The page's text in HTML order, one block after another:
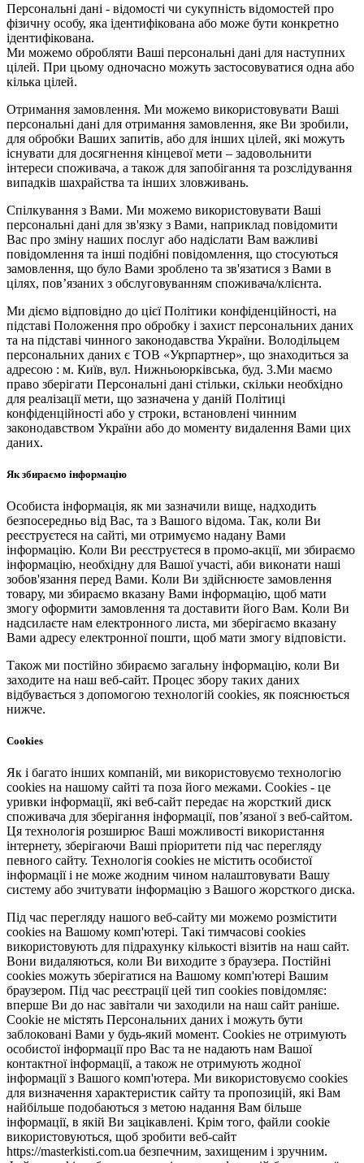
Персональні дані - відомості чи сукупність відомостей про
фізичну особу, яка ідентифікована або може бути конкретно
ідентифікована.
Ми можемо обробляти Ваші персональні дані для наступних
цілей. При цьому одночасно можуть застосовуватися одна або
кілька цілей.
Отримання замовлення. Ми можемо використовувати Ваші
персональні дані для отримання замовлення, яке Ви зробили,
для обробки Ваших запитів, або для інших цілей, які можуть
існувати для досягнення кінцевої мети – задовольнити
інтереси споживача, а також для запобігання та розслідування
випадків шахрайства та інших зловживань.
Спілкування з Вами. Ми можемо використовувати Ваші
персональні дані для зв'язку з Вами, наприклад повідомити
Вас про зміну наших послуг або надіслати Вам важливі
повідомлення та інші подібні повідомлення, що стосуються
замовлення, що було Вами зроблено та зв'язатися з Вами в
цілях, пов’язаних з обслуговуванням споживача/клієнта.
Ми діємо відповідно до цієї Політики конфіденційності, на
підставі Положення про обробку і захист персональних даних
та на підставі чинного законодавства України. Володільцем
персональних даних є ТОВ «Укрпартнер», що знаходиться за
адресою : м. Київ, вул. Нижньоюркiвська, буд. 3.Ми маємо
право зберігати Персональні дані стільки, скільки необхідно
для реалізації мети, що зазначена у даній Політиці
конфіденційності або у строки, встановлені чинним
законодавством України або до моменту видалення Вами цих
даних.
Як збираємо інформацію
Особиста інформація, як ми зазначили вище, надходить
безпосередньо від Вас, та з Вашого відома. Так, коли Ви
реєструєтеся на сайті, ми отримуємо надану Вами
інформацію. Коли Ви реєструєтеся в промо-акції, ми збираємо
інформацію, необхідну для Вашої участі, аби виконати наші
зобов'язання перед Вами. Коли Ви здійснюєте замовлення
товару, ми збираємо вказану Вами інформацію, щоб мати
змогу оформити замовлення та доставити його Вам. Коли Ви
надсилаєте нам електронного листа, ми зберігаємо вказану
Вами адресу електронної пошти, щоб мати змогу відповісти.
Також ми постійно збираємо загальну інформацію, коли Ви
заходите на наш веб-сайт. Процес збору таких даних
відбувається з допомогою технологій cookies, як пояснюється
нижче.
Cookies
Як і багато інших компаній, ми використовуємо технологію
cookies на нашому сайті та поза його межами. Cookies - це
уривки інформації, які веб-сайт передає на жорсткий диск
споживача для зберігання інформації, пов’язаної з веб-сайтом.
Ця технологія розширює Ваші можливості використання
інтернету, зберігаючи Ваші пріоритети під час перегляду
певного сайту. Технологія cookies не містить особистої
інформації і не може жодним чином налаштовувати Вашу
систему або зчитувати інформацію з Вашого жорсткого диска.
Під час перегляду нашого веб-сайту ми можемо розмістити
cookies на Вашому комп'ютері. Такі тимчасові cookies
використовують для підрахунку кількості візитів на наш сайт.
Вони видаляються, коли Ви виходите з браузера. Постійні
cookies можуть зберігатися на Вашому комп'ютері Вашим
браузером. Під час реєстрації цей тип cookies повідомляє:
вперше Ви до нас завітали чи заходили на наш сайт раніше.
Cookie не містять Персональних даних і можуть бути
заблоковані Вами у будь-який момент. Сookies не отримують
особистої інформації про Вас та не надають нам Вашої
контактної інформації, а також не отримують жодної
інформації з Вашого комп'ютера. Ми використовуємо cookies
для визначення характеристик сайту та пропозицій, які Вам
найбільше подобаються з метою надання Вам більше
інформації, в якій Ви зацікавлені. Крім того, файли cookie
використовуються, щоб зробити веб-сайт
https://masterkisti.com.ua безпечним, захищеним і зручним.